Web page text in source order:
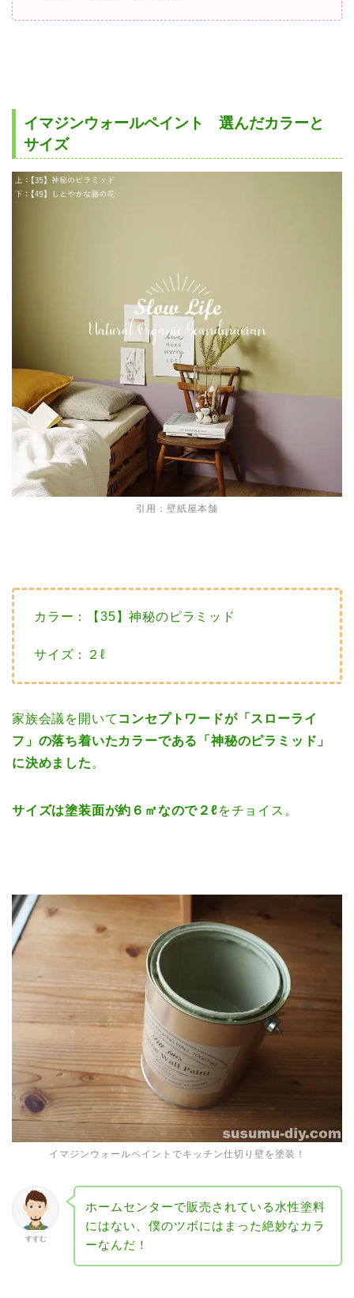
イマジンウォールペイント 選んだカラーと
サイズ
引用：壁紙屋本舗
カラー：【35】神秘のピラミッド
サイズ：２ℓ
家族会議を開いて コンセプトワードが「スローライ
フ」の落ち着いたカラーである「神秘のピラミッド」
に決めました 。
サイズは塗装面が約６㎡なので２ℓをチョイス。
イマジンウォールペイントでキッチン仕切り壁を塗装！
すすむ
ホームセンターで販売されている水性塗料
にはない、僕のツボにはまった絶妙なカラ
ーなんだ！